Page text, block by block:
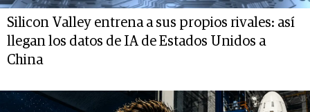
Silicon Valley entrena a sus propios rivales: así
llegan los datos de IA de Estados Unidos a
China